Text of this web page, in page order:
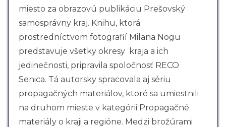
miesto za obrazovú publikáciu Prešovský
samosprávny kraj. Knihu, ktorá
prostredníctvom fotografií Milana Nogu
predstavuje všetky okresy kraja a ich
jedinečnosti, pripravila spoločnosť RECO
Senica. Tá autorsky spracovala aj sériu
propagačných materiálov, ktoré sa umiestnili
na druhom mieste v kategórii Propagačné
materiály o kraji a regióne. Medzi brožúrami